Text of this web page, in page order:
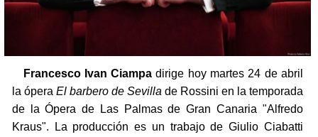
Francesco Ivan Ciampa dirige hoy martes 24 de abril
la ópera El barbero de Sevilla de Rossini en la temporada
de la Ópera de Las Palmas de Gran Canaria "Alfredo
Kraus". La producción es un trabajo de Giulio Ciabatti